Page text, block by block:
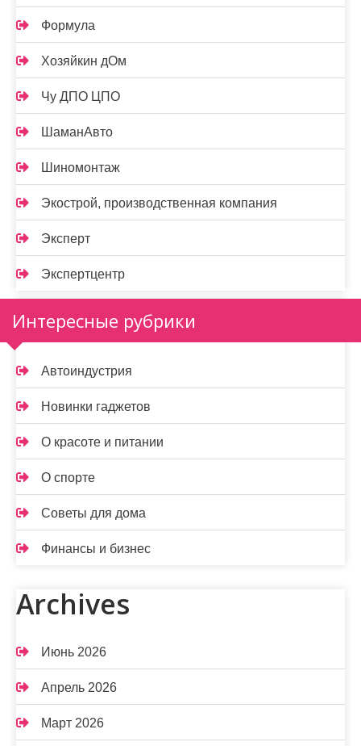
Формула
Хозяйкин дОм
Чу ДПО ЦПО
ШаманАвто
Шиномонтаж
Экострой, производственная компания
Эксперт
Экспертцентр
Интересные рубрики
Автоиндустрия
Новинки гаджетов
О красоте и питании
О спорте
Советы для дома
Финансы и бизнес
Archives
Июнь 2026
Апрель 2026
Март 2026